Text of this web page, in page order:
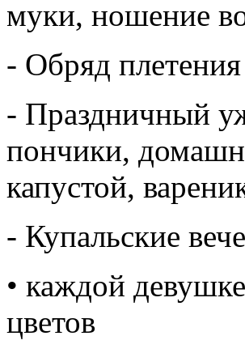
муки, ношение
- Обряд
- Праздничный
пончики,
капустой,
- Купальские
• каждой
цветов